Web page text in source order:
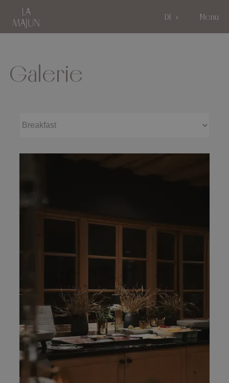
Menu
DE
Galerie